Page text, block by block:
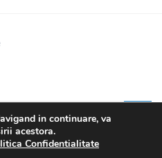
in continuare, va
acestora.
Confidentialitate